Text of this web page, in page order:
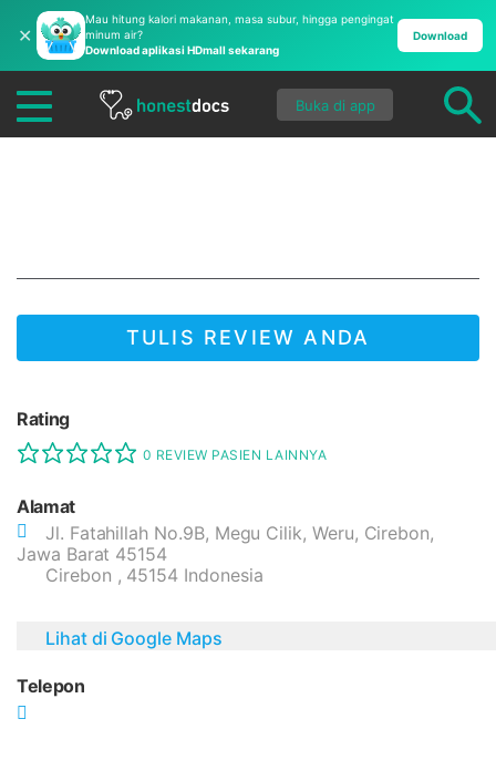
✕
Mau hitung kalori makanan, masa subur, hingga pengingat
minum air?
Download aplikasi HDmall sekarang
Download
Buka di app
TULIS REVIEW ANDA
Rating
0 REVIEW PASIEN LAINNYA
Alamat
Jl. Fatahillah No.9B, Megu Cilik, Weru, Cirebon,
Jawa Barat 45154
Cirebon , 45154 Indonesia
Lihat di Google Maps
Telepon